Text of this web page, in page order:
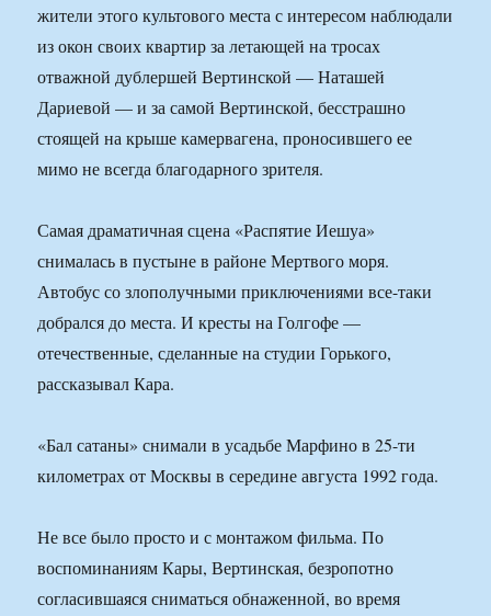
жители этого культового места с интересом наблюдали
из окон своих квартир за летающей на тросах
отважной дублершей Вертинской — Наташей
Дариевой — и за самой Вертинской, бесстрашно
стоящей на крыше камервагена, проносившего ее
мимо не всегда благодарного зрителя.
Самая драматичная сцена «Распятие Иешуа»
снималась в пустыне в районе Мертвого моря.
Автобус со злополучными приключениями все-таки
добрался до места. И кресты на Голгофе —
отечественные, сделанные на студии Горького,
рассказывал Кара.
«Бал сатаны» снимали в усадьбе Марфино в 25-ти
километрах от Москвы в середине августа 1992 года.
Не все было просто и с монтажом фильма. По
воспоминаниям Кары, Вертинская, безропотно
согласившаяся сниматься обнаженной, во время